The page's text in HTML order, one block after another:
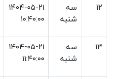
12
سه
شنبه
۱۴۰۴-۰۵-۲۱
۱۰:۴۰:۰۰
13
سه
شنبه
۱۴۰۴-۰۵-۲۱
۱۱:۴۰:۰۰